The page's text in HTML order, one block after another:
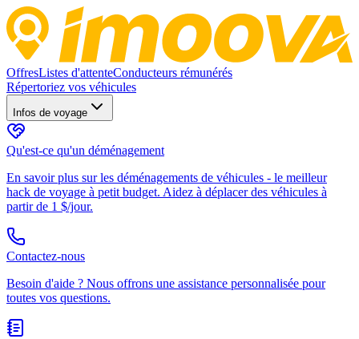
OffresListes d'attenteConducteurs rémunérés
Répertoriez vos véhicules
Infos de voyage
Qu'est-ce qu'un déménagement
En savoir plus sur les déménagements de véhicules - le meilleur
hack de voyage à petit budget. Aidez à déplacer des véhicules à
partir de 1 $/jour.
Contactez-nous
Besoin d'aide ? Nous offrons une assistance personnalisée pour
toutes vos questions.